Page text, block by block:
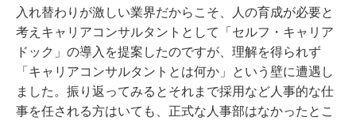
入れ替わりが激しい業界だからこそ、人の育成が必要と
考えキャリアコンサルタントとして「セルフ・キャリア
ドック」の導入を提案したのですが、理解を得られず
「キャリアコンサルタントとは何か」という壁に遭遇し
ました。振り返ってみるとそれまで採用など人事的な仕
事を任される方はいても、正式な人事部はなかったとこ